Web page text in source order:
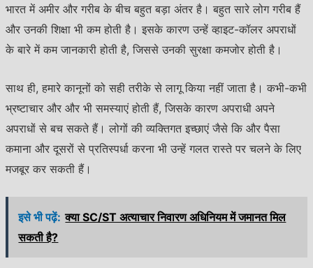
भारत में अमीर और गरीब के बीच बहुत बड़ा अंतर है। बहुत सारे लोग गरीब हैं
और उनकी शिक्षा भी कम होती है। इसके कारण उन्हें व्हाइट-कॉलर अपराधों
के बारे में कम जानकारी होती है, जिससे उनकी सुरक्षा कमजोर होती है।
साथ ही, हमारे कानूनों को सही तरीके से लागू किया नहीं जाता है। कभी-कभी
भ्रष्टाचार और और भी समस्याएं होती हैं, जिसके कारण अपराधी अपने
अपराधों से बच सकते हैं। लोगों की व्यक्तिगत इच्छाएं जैसे कि और पैसा
कमाना और दूसरों से प्रतिस्पर्धा करना भी उन्हें गलत रास्ते पर चलने के लिए
मजबूर कर सकती हैं।
इसे भी पढ़ें: क्या SC/ST अत्याचार निवारण अधिनियम में जमानत मिल
सकती है?